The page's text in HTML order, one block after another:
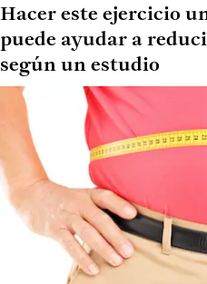
Hacer este ejercicio
puede ayudar a
según un estudio